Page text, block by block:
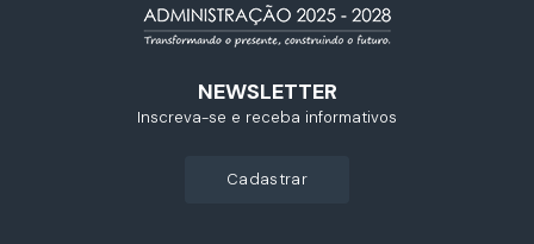
NEWSLETTER
Inscreva-se e receba informativos
cadastrar